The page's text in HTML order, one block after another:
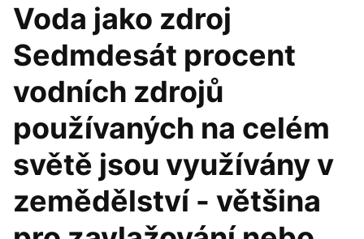
Voda jako zdroj
Sedmdesát procent
vodních zdrojů
používaných na celém
světě jsou využívány v
zemědělství - většina